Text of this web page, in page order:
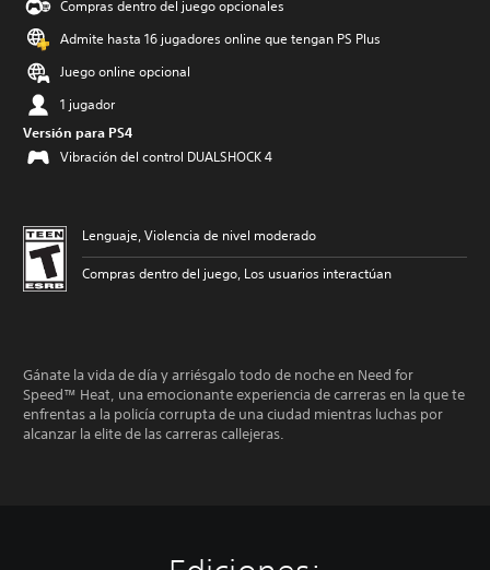
Compras dentro del juego opcionales
Admite hasta 16 jugadores online que tengan PS Plus
Juego online opcional
1 jugador
Versión para PS4
Vibración del control DUALSHOCK 4
Lenguaje, Violencia de nivel moderado
Compras dentro del juego, Los usuarios interactúan
Gánate la vida de día y arriésgalo todo de noche en Need for
Speed™ Heat, una emocionante experiencia de carreras en la que te
enfrentas a la policía corrupta de una ciudad mientras luchas por
alcanzar la elite de las carreras callejeras.